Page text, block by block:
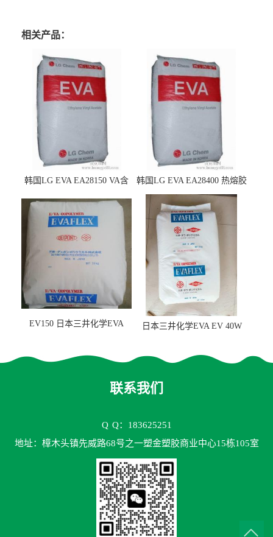
相关产品：
韩国LG EVA EA28150 VA含
韩国LG EVA EA28400 热熔胶
级 VA含量28 熔指400
EV150 日本三井化学EVA
日本三井化学EVA EV 40W
联系我们
Q Q：183625251
地址：樟木头镇先威路68号之一塑金塑胶商业中心15栋105室